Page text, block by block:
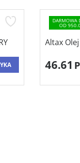
DARMOWA
OD
Altax
46.61